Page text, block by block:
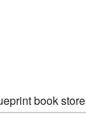
book store